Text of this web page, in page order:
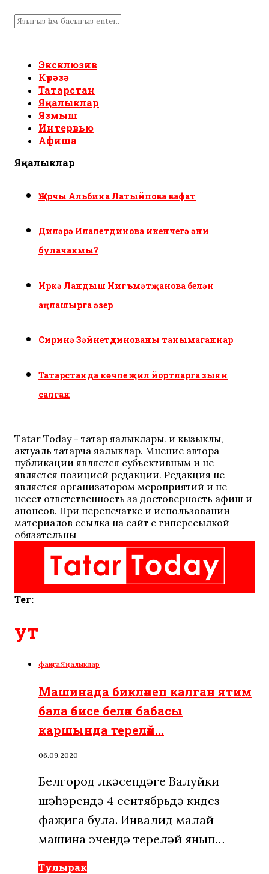
Эксклюзив
Күрәзә
Татарстан
Яңалыклар
Язмыш
Интервью
Афиша
Яңалыклар
Җырчы Альбина Латыйпова вафат
Диләрә Илалетдинова икенчегә әни
булачакмы?
Иркә Ландыш Нигъмәтҗанова белән
аңлашырга әзер
Сиринә Зәйнетдинованы танымаганнар
Татарстанда көчле җил йортларга зыян
салган
Tatar Today - татар яңалыклары. иң кызыклы,
актуаль татарча яңалыклар. Мнение автора
публикации является субъективным и не
является позицией редакции. Редакция не
является организатором мероприятий и не
несет ответственность за достоверность афиш и
анонсов. При перепечатке и использовании
материалов ссылка на сайт с гиперссылкой
обязательны
Тег:
ут
фаҗигаЯңалыклар
Машинада бикләнеп калган ятим
бала әбисе белән бабасы
каршында тереләй…
06.09.2020
Белгород өлкәсендәге Валуйки
шәһәрендә 4 сентябрьдә көндез
фаҗига була. Инвалид малай
машина эчендә тереләй янып…
Тулырак